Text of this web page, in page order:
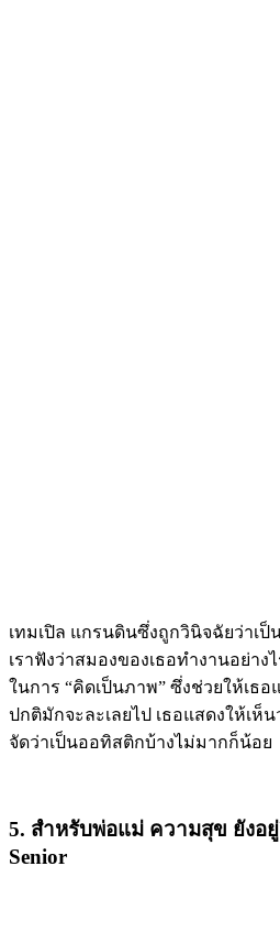
เทมเปิล แกรนดินซึ่งถูกวินิจฉัยว่าเป็
เราฟังว่าสมองของเธอทำงานอย่าง
ในการ “คิดเป็นภาพ” ซึ่งช่วยให้เธ
ปกติมักจะละเลยไป เธอแสดงให้เห็
จัดว่าเป็นออทิสติกบ้างไม่มากก็น้อย
5. สำหรับพ่อแม่ ความสุข ยังอ
Senior